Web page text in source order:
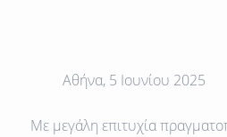
Αθήνα, 5 Ιουνίου 2025
Με μεγάλη επιτυχία